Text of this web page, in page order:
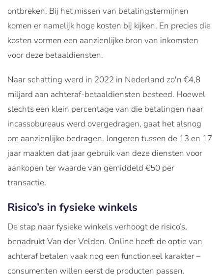
ontbreken. Bij het missen van betalingstermijnen
komen er namelijk hoge kosten bij kijken. En precies die
kosten vormen een aanzienlijke bron van inkomsten
voor deze betaaldiensten.
Naar schatting werd in 2022 in Nederland zo'n €4,8
miljard aan achteraf-betaaldiensten besteed. Hoewel
slechts een klein percentage van die betalingen naar
incassobureaus werd overgedragen, gaat het alsnog
om aanzienlijke bedragen. Jongeren tussen de 13 en 17
jaar maakten dat jaar gebruik van deze diensten voor
aankopen ter waarde van gemiddeld €50 per
transactie.
Risico’s in fysieke winkels
De stap naar fysieke winkels verhoogt de risico’s,
benadrukt Van der Velden. Online heeft de optie van
achteraf betalen vaak nog een functioneel karakter –
consumenten willen eerst de producten passen.